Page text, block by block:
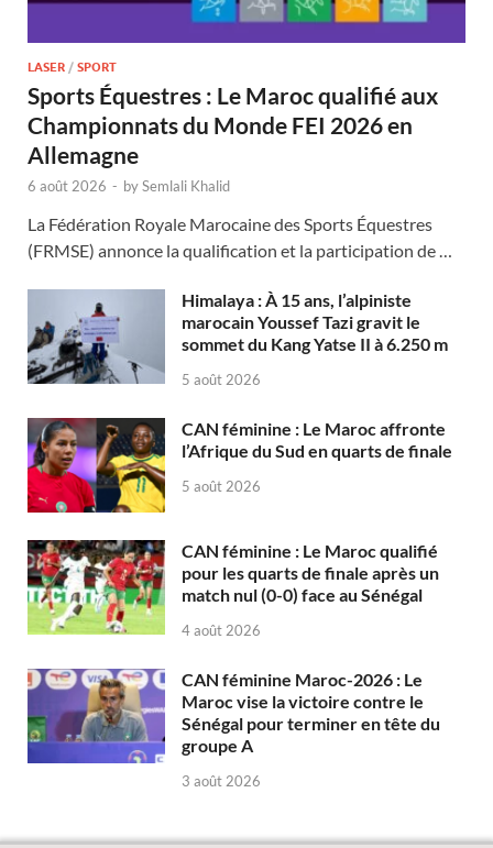
LASER / SPORT
Sports Équestres : Le Maroc qualifié aux
Championnats du Monde FEI 2026 en
Allemagne
6 août 2026 - bySemlali Khalid
La Fédération Royale Marocaine des Sports Équestres
(FRMSE) annonce la qualification et la participation de …
Himalaya : À 15 ans, l’alpiniste
marocain Youssef Tazi gravit le
sommet du Kang Yatse II à 6.250 m
5 août 2026
CAN féminine : Le Maroc affronte
l’Afrique du Sud en quarts de finale
5 août 2026
CAN féminine : Le Maroc qualifié
pour les quarts de finale après un
match nul (0-0) face au Sénégal
4 août 2026
CAN féminine Maroc-2026 : Le
Maroc vise la victoire contre le
Sénégal pour terminer en tête du
groupe A
3 août 2026